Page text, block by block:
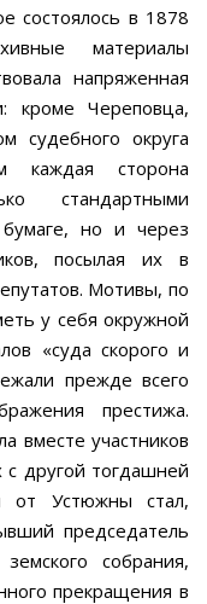
состоялось в 1878
материалы
напряженная
кроме Череповца,
судебного округа
каждая сторона
стандартными
но и через
посылая их в
Мотивы, по
у себя окружной
«суда скорого и
прежде всего
престижа.
вместе участников
с другой тогдашней
от Устюжны стал,
председатель
земского собрания,
прекращения в